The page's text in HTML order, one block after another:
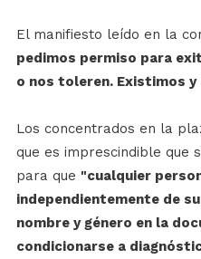
El manifiesto leído en la
pedimos permiso para
o nos toleren. Existimos
Los concentrados en la
que es imprescindible que
para que "cualquier
independientemente de
nombre y género en la
condicionarse a